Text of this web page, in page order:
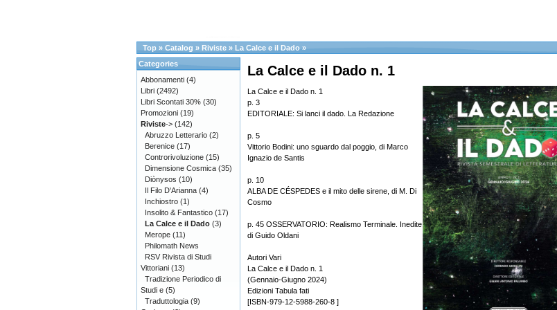
Top » Catalog » Riviste » La Calce e il Dado »
La Calce e il Dado n. 1
La Calce e il Dado n. 1
p. 3
EDITORIALE: Si lanci il dado. La Redazione
p. 5
Vittorio Bodini: uno sguardo dal poggio, di Marco
Ignazio de Santis
p. 10
ALBA DE CÉSPEDES e il mito delle sirene, di M. Di
Cosmo
p. 45 OSSERVATORIO: Realismo Terminale. Inedite
di Guido Oldani
Autori Vari
La Calce e il Dado n. 1
(Gennaio-Giugno 2024)
Edizioni Tabula fati
[ISBN-979-12-5988-260-8 ]
Categories
Abbonamenti (4)
Libri (2492)
Libri Scontati 30% (30)
Promozioni (19)
Riviste-> (142)
Abruzzo Letterario (2)
Berenice (17)
Controrivoluzione (15)
Dimensione Cosmica (35)
Diònysos (10)
Il Filo D'Arianna (4)
Inchiostro (1)
Insolito & Fantastico (17)
La Calce e il Dado (3)
Merope (11)
Philomath News
RSV Rivista di Studi
Vittoriani (13)
Tradizione Periodico di
Studi e (5)
Traduttologia (9)